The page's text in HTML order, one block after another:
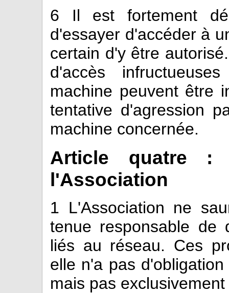
6 Il est fortement
d'essayer d'accéder à
certain d'y être
d'accès
machine peuvent être
tentative d'agression
machine concernée.
Article quatre :
l'Association
1 L'Association ne
tenue responsable de
liés au réseau. Ces
elle n'a pas
mais pas exclusivement